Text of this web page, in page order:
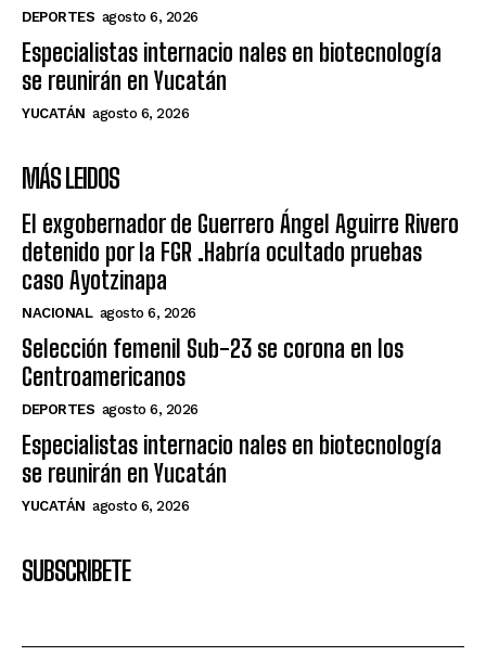
DEPORTES agosto 6, 2026
Especialistas internacio nales en biotecnología
se reunirán en Yucatán
YUCATÁN agosto 6, 2026
MÁS LEIDOS
El exgobernador de Guerrero Ángel Aguirre Rivero
detenido por la FGR .Habría ocultado pruebas
caso Ayotzinapa
NACIONAL agosto 6, 2026
Selección femenil Sub-23 se corona en los
Centroamericanos
DEPORTES agosto 6, 2026
Especialistas internacio nales en biotecnología
se reunirán en Yucatán
YUCATÁN agosto 6, 2026
SUBSCRIBETE